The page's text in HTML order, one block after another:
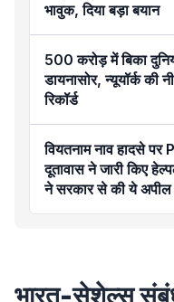
भावुक, दिया बड़ा बयान
500 करोड़ में बिका
डायनासोर, न्यूयॉर्क की
रिकॉर्ड
वियतनाम नाव हादसे पर
दूतावास ने जारी किए
ने सरकार से की ये अपील
भारत-सेशेल्स